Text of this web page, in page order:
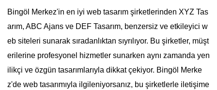
Bingöl Merkez'in en iyi web tasarım şirketlerinden XYZ Tas
arım, ABC Ajans ve DEF Tasarım, benzersiz ve etkileyici w
eb siteleri sunarak sıradanlıktan sıyrılıyor. Bu şirketler, müşt
erilerine profesyonel hizmetler sunarken aynı zamanda yen
ilikçi ve özgün tasarımlarıyla dikkat çekiyor. Bingöl Merke
z'de web tasarımıyla ilgileniyorsanız, bu şirketlerle iletişime